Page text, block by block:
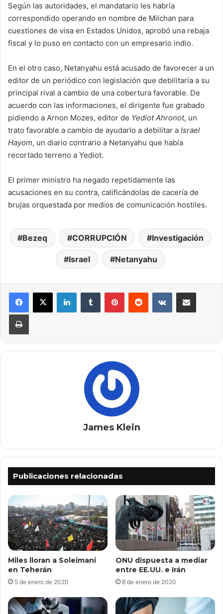
Según las autoridades, el mandatario les habría
correspondido operando en nombre de Milchan para
cuestiones de visa en Estados Unidos, aprobó una rebaja
fiscal y lo puso en contacto con un empresario indio.
En el otro caso, Netanyahu está acusado de favorecer a un
editor de un periódico con legislación que debilitaría a su
principal rival a cambio de una cobertura favorable. De
acuerdo con las informaciones, el dirigente fue grabado
pidiendo a Arnon Mozes, editor de Yediot Ahronot, un
trato favorable a cambio de ayudarlo a debilitar a Israel
Hayom, un diario contrario a Netanyahu que había
recortado terreno a Yediot.
El primer ministro ha negado repetidamente las
acusaciones en su contra, calificándolas de cacería de
brujas orquestada por medios de comunicación hostiles.
Bezeq CORRUPCIÓN Investigación
Israel Netanyahu
James Klein
Publicaciones relacionadas
Miles lloran a Soleimani
en Teherán
5 de enero de 2020
ONU dispuesta a mediar
entre EE.UU. e Irán
8 de enero de 2020